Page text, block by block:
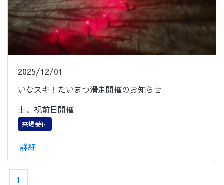
2025/12/01
いなスキ！たいまつ滑走開催のお知らせ
土、祝前日開催
来場受付
詳細
1